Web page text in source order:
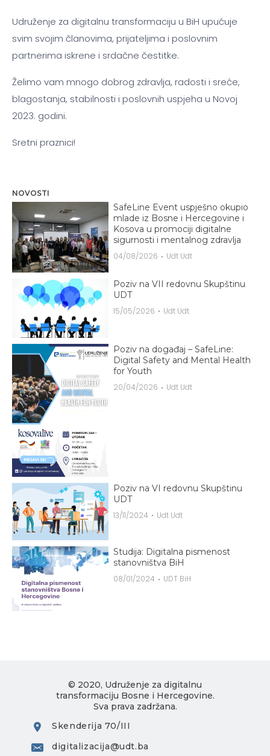
Udruženje za digitalnu transformaciju u BiH upućuje
svim svojim članovima, prijateljima i poslovnim
partnerima iskrene i srdačne čestitke.
Želimo vam mnogo dobrog zdravlja, radosti i sreće,
blagostanja, stabilnosti i poslovnih uspjeha u Novoj
2023. godini.
Sretni praznici!
NOVOSTI
SafeLine Event uspješno okupio
mlade iz Bosne i Hercegovine i
Kosova u promociji digitalne
sigurnosti i mentalnog zdravlja
04/08/2026 Udt Udt
Poziv na VII redovnu Skupštinu
UDT
15/05/2026 Udt Udt
Poziv na događaj – SafeLine:
Digital Safety and Mental Health
for Youth
20/04/2026 Udt Udt
Poziv na VI redovnu Skupštinu
UDT
13/11/2024 Udt Udt
Studija: Digitalna pismenost
stanovništva BiH
08/01/2024 UDT BiH
© 2020, Udruženje za digitalnu
transformaciju Bosne i Hercegovine.
Sva prava zadržana.
Skenderija 70/III
digitalizacija@udt.ba